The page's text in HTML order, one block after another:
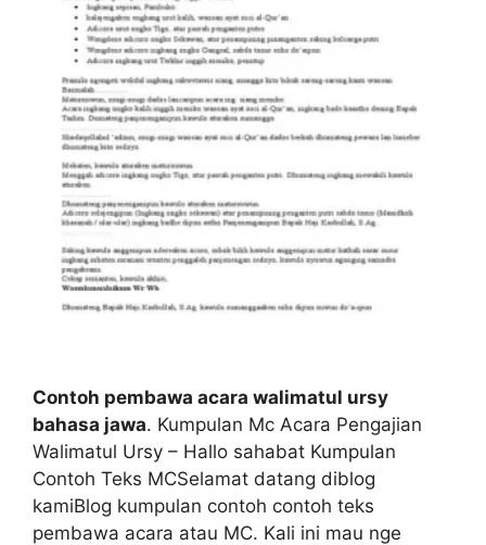
Contoh pembawa acara walimatul ursy
bahasa jawa. Kumpulan Mc Acara Pengajian
Walimatul Ursy – Hallo sahabat Kumpulan
Contoh Teks MCSelamat datang diblog
kamiBlog kumpulan contoh contoh teks
pembawa acara atau MC. Kali ini mau nge